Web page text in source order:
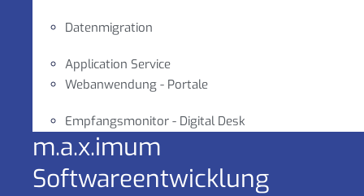
Datenmigration
Application Service
Webanwendung - Portale
Empfangsmonitor - Digital Desk
m.a.x.imum
Software­entwicklung